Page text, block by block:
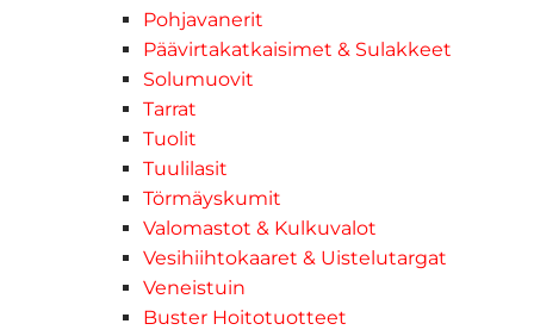
Pohjavanerit
Päävirtakatkaisimet & Sulakkeet
Solumuovit
Tarrat
Tuolit
Tuulilasit
Törmäyskumit
Valomastot & Kulkuvalot
Vesihiihtokaaret & Uistelutargat
Veneistuin
Buster Hoitotuotteet